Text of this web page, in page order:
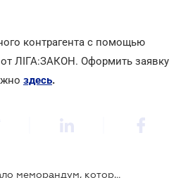
контрагента с помощью
от ЛІГА:ЗАКОН. Оформить заявку
здесь.
Правительство подписало меморандум, который обеспечит покрытие 4G на 90% территории Украины